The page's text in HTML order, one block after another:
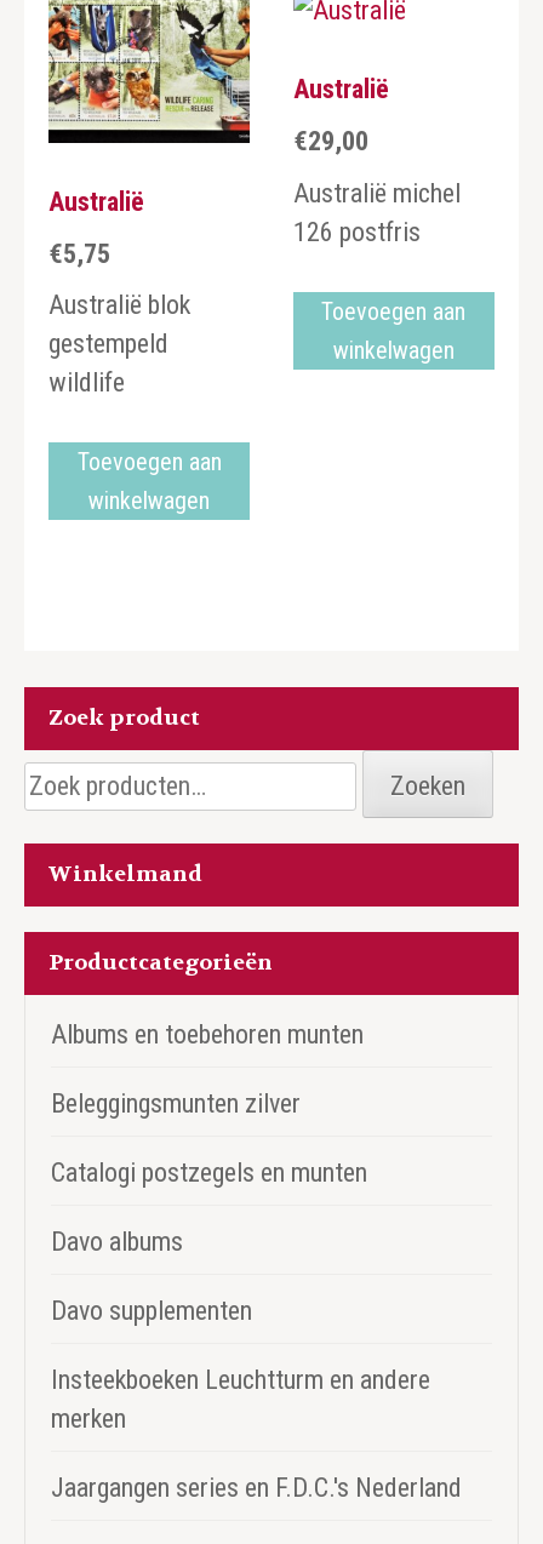
Australië
€5,75
Australië blok
gestempeld
wildlife
Toevoegen aan
winkelwagen
Australië
€29,00
Australië michel
126 postfris
Toevoegen aan
winkelwagen
Zoek product
Zoeken
naar:
Zoeken
Winkelmand
Productcategorieën
Albums en toebehoren munten
Beleggingsmunten zilver
Catalogi postzegels en munten
Davo albums
Davo supplementen
Insteekboeken Leuchtturm en andere
merken
Jaargangen series en F.D.C.'s Nederland